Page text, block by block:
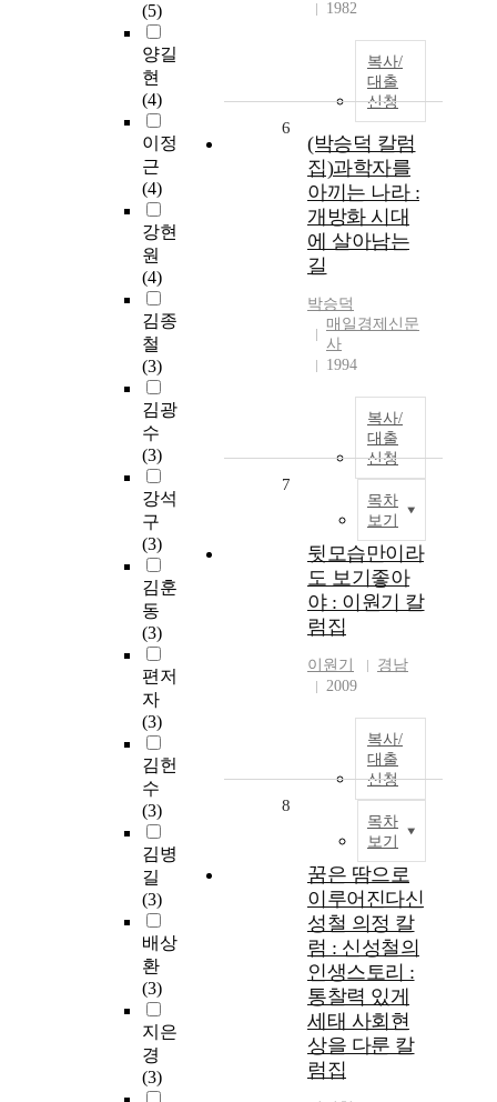
(5)
양길
현
(4)
이정
근
(4)
강현
원
(4)
김종
철
(3)
김광
수
(3)
강석
구
(3)
김훈
동
(3)
편저
자
(3)
김헌
수
(3)
김병
길
(3)
배상
환
(3)
지은
경
(3)
1982
복사/
대출
신청
6
(박승덕 칼럼
집)과학자를
아끼는 나라 :
개방화 시대
에 살아남는
길
박승덕
매일경제신문
사
1994
복사/
대출
신청
목차
보기
7
뒷모습만이라
도 보기좋아
야 : 이원기 칼
럼집
이원기
경남
2009
복사/
대출
신청
목차
보기
8
꿈은 땀으로
이루어진다신
성철 의정 칼
럼 : 신성철의
인생스토리 :
통찰력 있게
세태 사회현
상을 다룬 칼
럼집